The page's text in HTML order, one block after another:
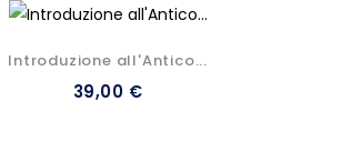
Introduzione all'Antico...
39,00 €